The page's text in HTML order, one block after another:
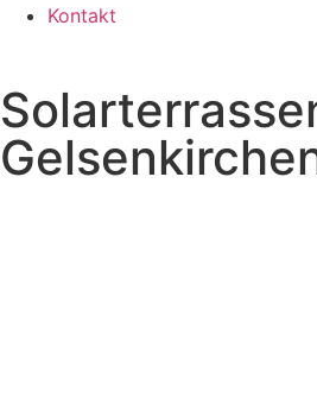
Kontakt